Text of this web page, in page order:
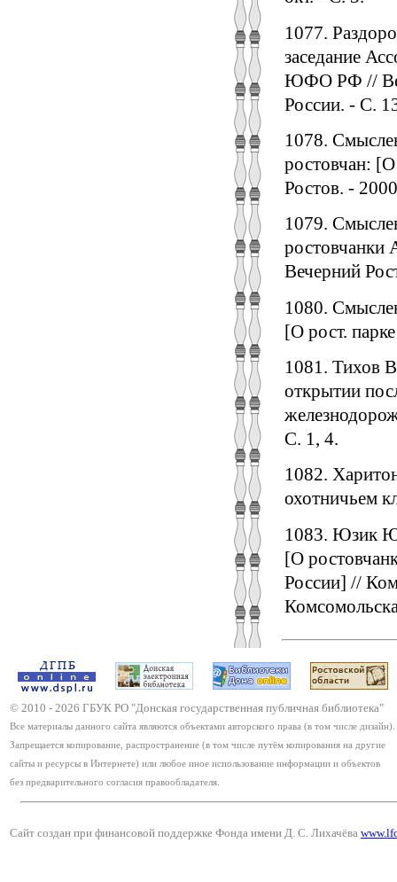
1077.
заседание
ЮФО РФ //
России. - С.
1078.
ростовчан:
Ростов. -
1079.
ростовчанки
Вечерний
1080.
[О рост.
1081. Тихов
открытии
С. 1, 4.
1082.
охотничьем
1083. Юзик
[О
России] //
© 2010 - 2026 ГБУК РО "Донская государственная публичная библиотека"
Все материалы данного сайта являются объектами авторского права (в том числе дизайн).
Запрещается копирование, распространение (в том числе путём копирования на другие
сайты и ресурсы в Интернете) или любое иное использование информации и объектов
без предварительного согласия правообладателя.
Сайт создан при финансовой поддержке Фонда имени Д. С. Лихачёва